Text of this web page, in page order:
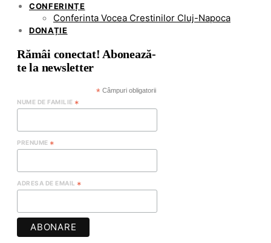
CONFERINȚE
Conferinta Vocea Crestinilor Cluj-Napoca
DONAȚIE
Rămâi conectat! Abonează-
te la newsletter
* Câmpuri obligatorii
NUME DE FAMILIE *
PRENUME *
ADRESA DE EMAIL *